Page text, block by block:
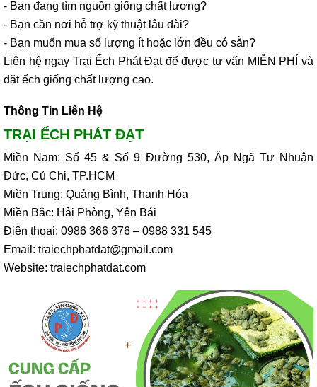
- Bạn đang tìm nguồn giống chất lượng?
- Bạn cần nơi hỗ trợ kỹ thuật lâu dài?
- Bạn muốn mua số lượng ít hoặc lớn đều có sẵn?
Liên hệ ngay Trại Ếch Phát Đạt để được tư vấn MIỄN PHÍ và
đặt ếch giống chất lượng cao.
Thông Tin Liên Hệ
TRẠI ẾCH PHÁT ĐẠT
Miền Nam: Số 45 & Số 9 Đường 530, Ấp Ngã Tư Nhuận
Đức, Củ Chi, TP.HCM
Miền Trung: Quảng Bình, Thanh Hóa
Miền Bắc: Hải Phòng, Yên Bái
Điện thoại: 0986 366 376 – 0988 331 545
Email: traiechphatdat@gmail.com
Website: traiechphatdat.com